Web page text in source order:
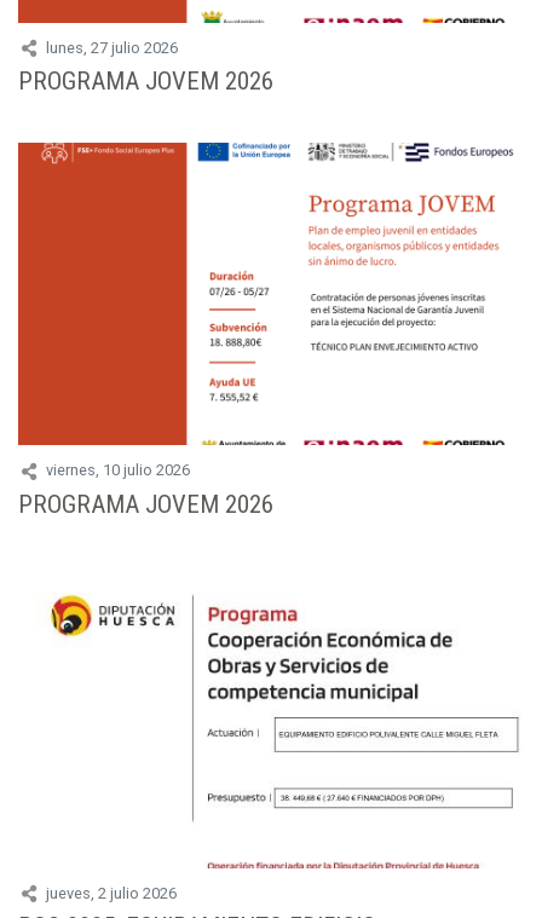
lunes, 27 julio 2026
PROGRAMA JOVEM 2026
viernes, 10 julio 2026
PROGRAMA JOVEM 2026
jueves, 2 julio 2026